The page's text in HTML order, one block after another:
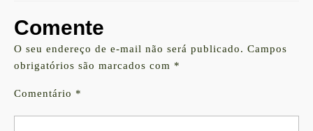
Comente
O seu endereço de e-mail não será publicado. Campos
obrigatórios são marcados com *
Comentário *